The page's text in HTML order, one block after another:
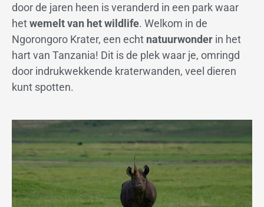
door de jaren heen is veranderd in een park waar
hetwemelt van het wildlife. Welkom in de
Ngorongoro Krater, een echt natuurwonder in het
hart van Tanzania! Dit is de plek waar je, omringd
door indrukwekkende kraterwanden, veel dieren
kunt spotten.